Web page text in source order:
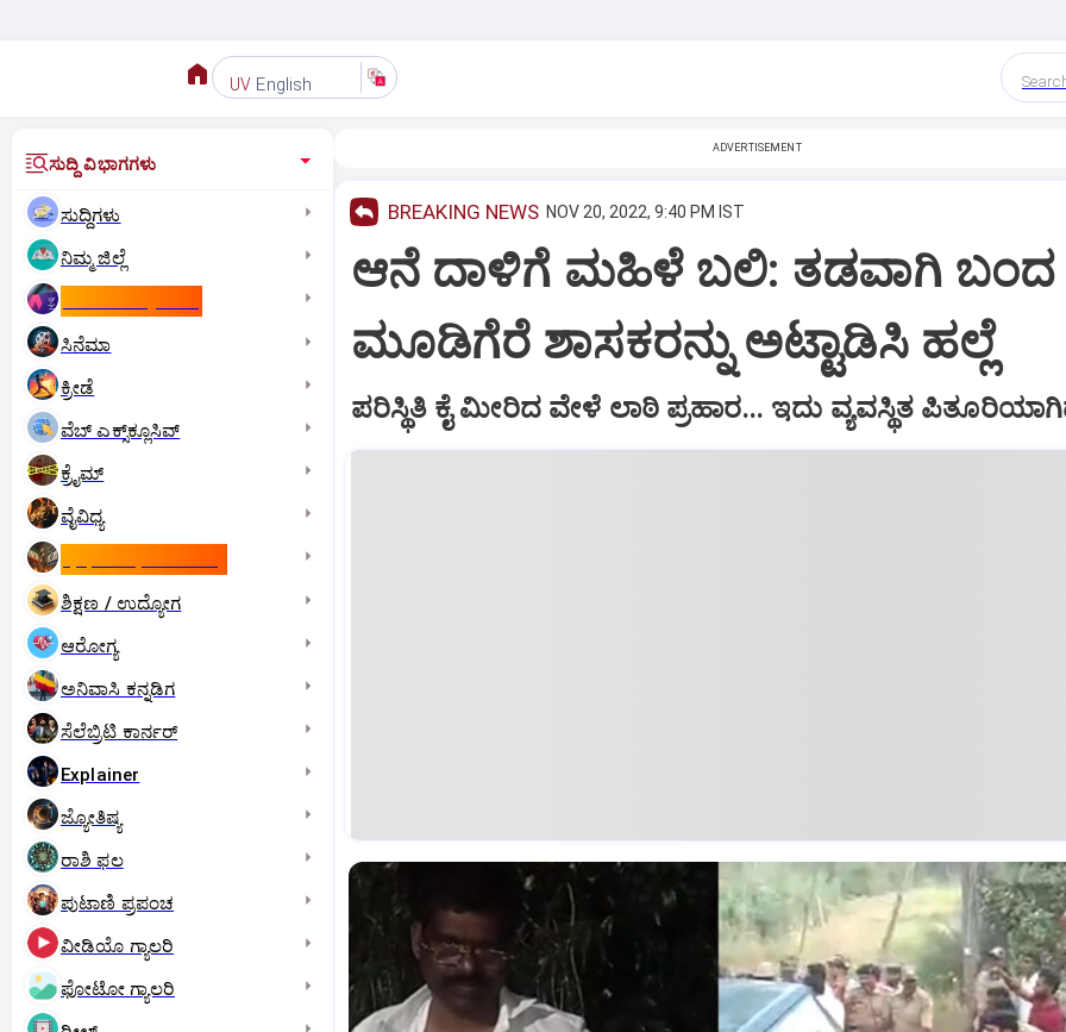
UV English
ಸುದ್ದಿ ವಿಭಾಗಗಳು
ಸುದ್ದಿಗಳು
ನಿಮ್ಮ ಜಿಲ್ಲೆ
ಸಿನೆಮಾ
ಕ್ರೀಡೆ
ವೆಬ್ ಎಕ್ಸ್‌ಕ್ಲೂಸಿವ್
ಕ್ರೈಮ್
ವೈವಿಧ್ಯ
ಶಿಕ್ಷಣ / ಉದ್ಯೋಗ
ಆರೋಗ್ಯ
ಅನಿವಾಸಿ ಕನ್ನಡಿಗ
ಸೆಲೆಬ್ರಿಟಿ ಕಾರ್ನರ್‌
Explainer
ಜ್ಯೋತಿಷ್ಯ
ರಾಶಿ ಫಲ
ಪುಟಾಣಿ ಪ್ರಪಂಚ
ವೀಡಿಯೊ ಗ್ಯಾಲರಿ
ಫೋಟೋ ಗ್ಯಾಲರಿ
ADVERTISEMENT
BREAKING NEWS NOV 20, 2022, 9:40 PM IST
ಆನೆ ದಾಳಿಗೆ ಮಹಿಳೆ ಬಲಿ: ತಡವಾಗಿ ಬಂದ
ಮೂಡಿಗೆರೆ ಶಾಸಕರನ್ನು ಅಟ್ಟಾಡಿಸಿ ಹಲ್ಲೆ
ಪರಿಸ್ಥಿತಿ ಕೈ ಮೀರಿದ ವೇಳೆ ಲಾಠಿ ಪ್ರಹಾರ... ಇದು ವ್ಯವಸ್ಥಿತ